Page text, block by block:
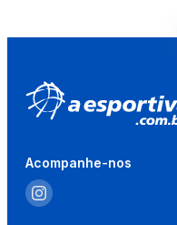
Acompanhe-nos